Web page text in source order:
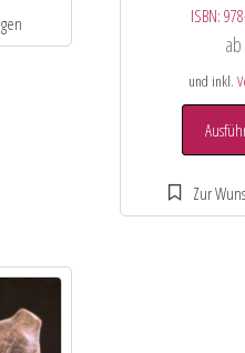
ISBN:
ab
und inkl.